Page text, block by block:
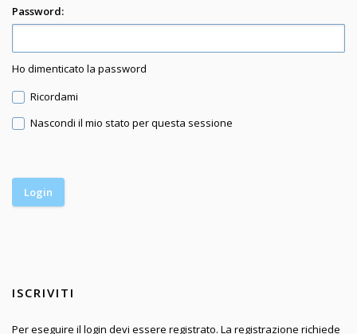
Password:
Ho dimenticato la password
Ricordami
Nascondi il mio stato per questa sessione
ISCRIVITI
Per eseguire il login devi essere registrato. La registrazione richiede